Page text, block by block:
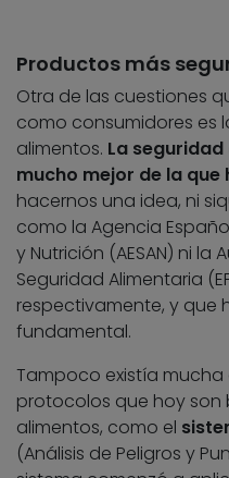
Productos más
Otra de las cuestiones
como consumidores es
alimentos. La
mucho mejor de la que
hacernos una idea, ni
como la Agencia
y Nutrición (AESAN) ni la
Seguridad Alimentaria
respectivamente, y que
fundamental.
Tampoco existía mucha
protocolos que hoy son
alimentos, como el
(Análisis de Peligros y